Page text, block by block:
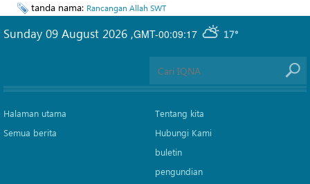
tanda nama: Rancangan Allah SWT
GMT-00:09:17 17°
Sunday 09 August 2026 ,
Halaman utama
Semua berita
Tentang kita
Hubungi Kami
buletin
pengundian